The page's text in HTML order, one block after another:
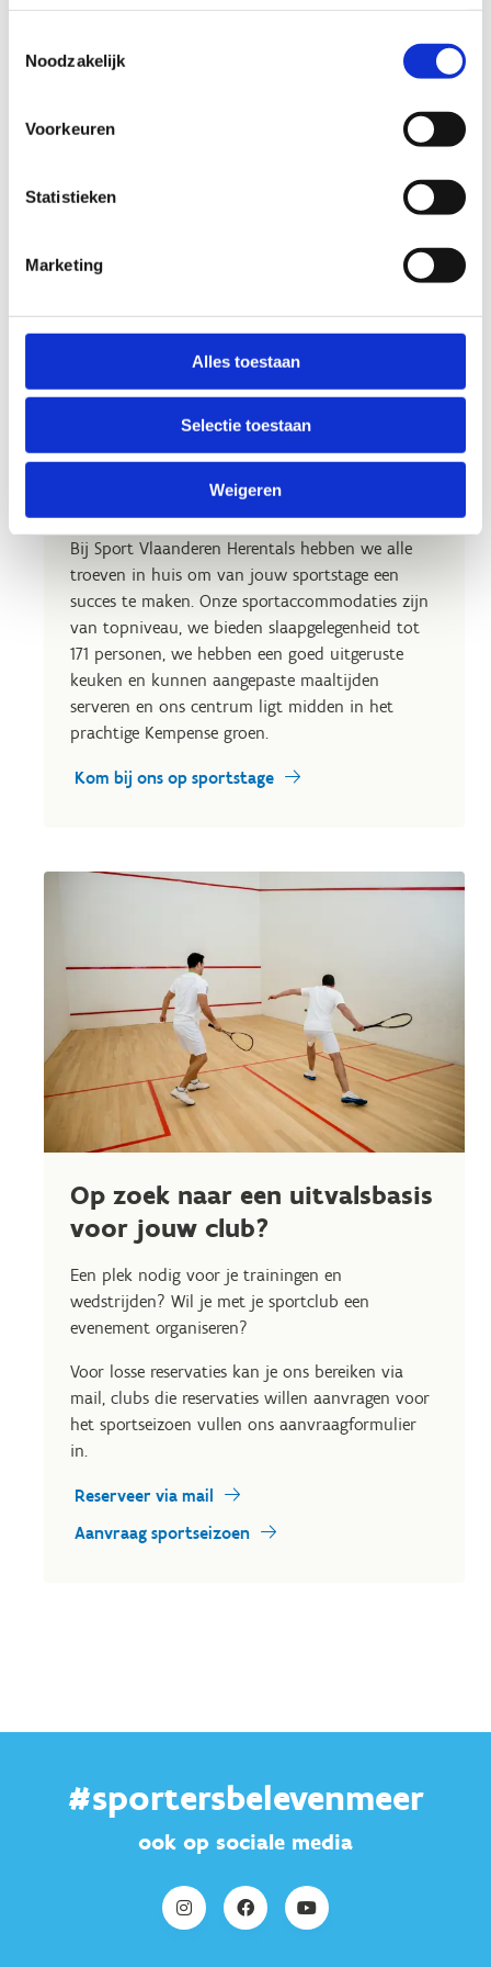
Noodzakelijk
Voorkeuren
Statistieken
Marketing
Alles toestaan
Selectie toestaan
Weigeren
Op sportstage in Herentals?
Bij Sport Vlaanderen Herentals hebben we alle
troeven in huis om van jouw sportstage een
succes te maken. Onze sportaccommodaties zijn
van topniveau, we bieden slaapgelegenheid tot
171 personen, we hebben een goed uitgeruste
keuken en kunnen aangepaste maaltijden
serveren en ons centrum ligt midden in het
prachtige Kempense groen.
Kom bij ons op sportstage
Op zoek naar een uitvalsbasis
voor jouw club?
Een plek nodig voor je trainingen en
wedstrijden? Wil je met je sportclub een
evenement organiseren?
Voor losse reservaties kan je ons bereiken via
mail, clubs die reservaties willen aanvragen voor
het sportseizoen vullen ons aanvraagformulier
in.
Reserveer via mail
Aanvraag sportseizoen
#sportersbelevenmeer
ook op sociale media